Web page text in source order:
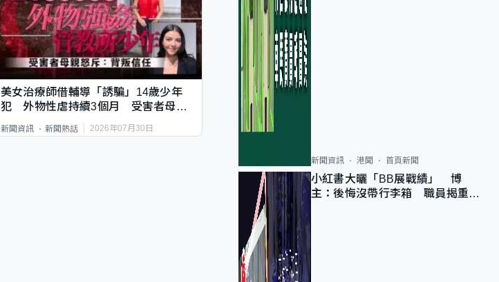
美女治療師借輔導「誘騙」14歲少年
犯 外物性虐持續3個月 受害者母：
新聞資訊 新聞熱話 2026年07月30日
新聞資訊 港聞 首頁新聞
小紅書大曬「BB展戰績」 博
主：後悔沒帶行李箱 職員揭重複